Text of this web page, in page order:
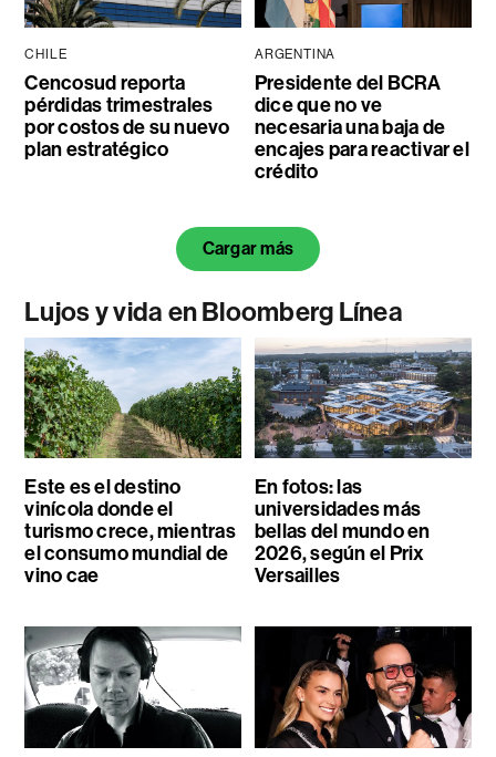
CHILE
Cencosud reporta
pérdidas trimestrales
por costos de su nuevo
plan estratégico
ARGENTINA
Presidente del BCRA
dice que no ve
necesaria una baja de
encajes para reactivar el
crédito
Cargar más
Lujos y vida en Bloomberg Línea
Este es el destino
vinícola donde el
turismo crece, mientras
el consumo mundial de
vino cae
En fotos: las
universidades más
bellas del mundo en
2026, según el Prix
Versailles